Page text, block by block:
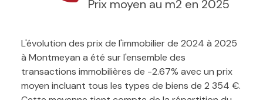
Prix moyen au m2 en 2025
L'évolution des prix de l'immobilier de 2024 à 2025
à Montmeyan a été sur l'ensemble des
transactions immobilières de -2.67% avec un prix
moyen incluant tous les types de biens de 2 354 €.